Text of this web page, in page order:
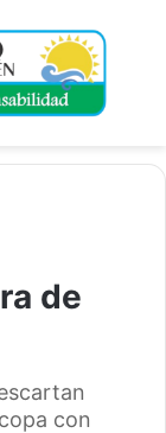
de
con